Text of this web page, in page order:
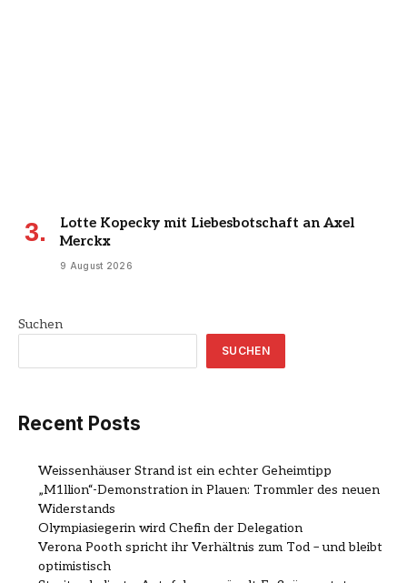
Lotte Kopecky mit Liebesbotschaft an Axel
Merckx
9 August 2026
Suchen
SUCHEN
Recent Posts
Weissenhäuser Strand ist ein echter Geheimtipp
„M1llion“-Demonstration in Plauen: Trommler des neuen
Widerstands
Olympiasiegerin wird Chefin der Delegation
Verona Pooth spricht ihr Verhältnis zum Tod – und bleibt
optimistisch